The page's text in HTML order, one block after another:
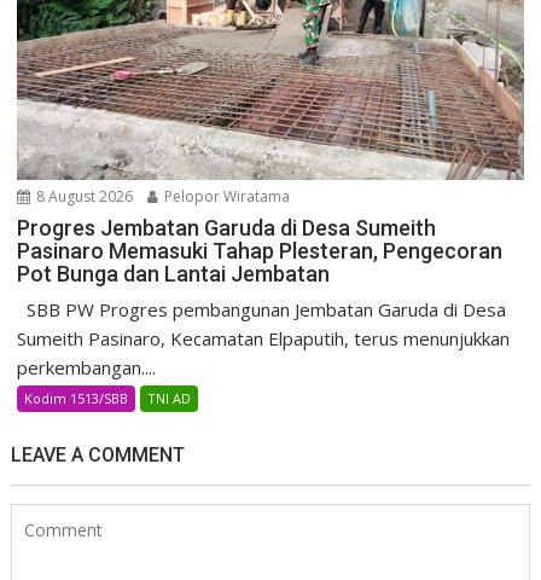
8 August 2026 Pelopor Wiratama
Progres Jembatan Garuda di Desa Sumeith
Pasinaro Memasuki Tahap Plesteran, Pengecoran
Pot Bunga dan Lantai Jembatan
SBB PW Progres pembangunan Jembatan Garuda di Desa
Sumeith Pasinaro, Kecamatan Elpaputih, terus menunjukkan
perkembangan....
Kodim 1513/SBB TNI AD
LEAVE A COMMENT